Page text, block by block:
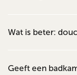
Wat is beter:
Geeft een